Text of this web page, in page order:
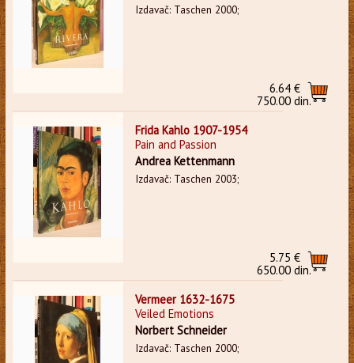
Izdavač: Taschen 2000;
6.64 €
750.00 din.
Frida Kahlo 1907-1954
Pain and Passion
Andrea Kettenmann
Izdavač: Taschen 2003;
5.75 €
650.00 din.
Vermeer 1632-1675
Veiled Emotions
Norbert Schneider
Izdavač: Taschen 2000;